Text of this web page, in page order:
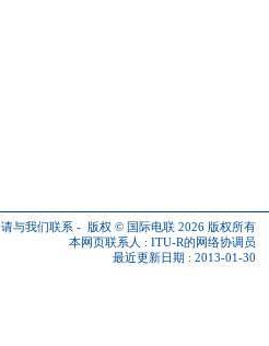
请与我们联系 - 版权 © 国际电联 2026 版权所有
本网页联系人 : ITU-R的网络协调员
最近更新日期 : 2013-01-30